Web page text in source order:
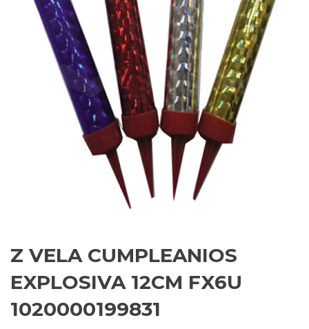
Z VELA CUMPLEANIOS
EXPLOSIVA 12CM FX6U
1020000199831